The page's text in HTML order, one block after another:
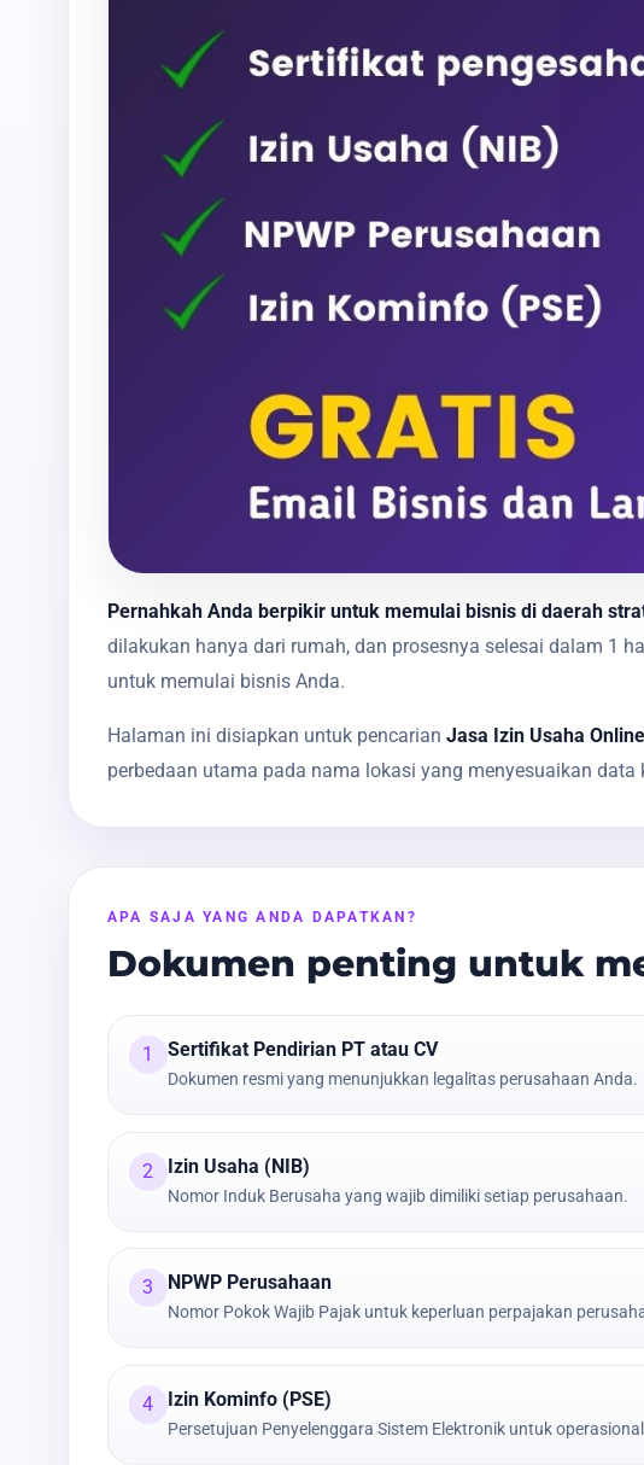
Pernahkah Anda berpikir untuk memulai bisnis di daerah
dilakukan hanya dari rumah, dan prosesnya selesai dalam 1
untuk memulai bisnis Anda.
Halaman ini disiapkan untuk pencarian Jasa Izin Usaha
perbedaan utama pada nama lokasi yang menyesuaikan data
APA SAJA YANG ANDA DAPATKAN?
Dokumen penting untuk
1 Sertifikat Pendirian PT atau CV
Dokumen resmi yang menunjukkan legalitas perusahaan Anda.
2 Izin Usaha (NIB)
Nomor Induk Berusaha yang wajib dimiliki setiap perusahaan.
3 NPWP Perusahaan
Nomor Pokok Wajib Pajak untuk keperluan perpajakan
4 Izin Kominfo (PSE)
Persetujuan Penyelenggara Sistem Elektronik untuk